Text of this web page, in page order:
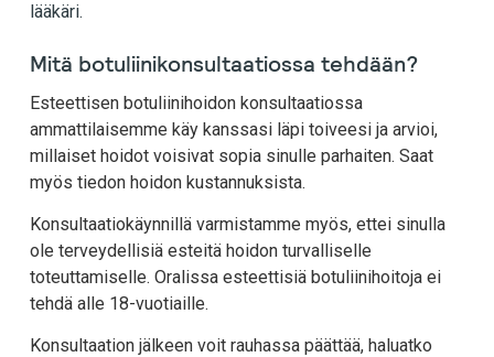
lääkäri.
Mitä botuliinikonsultaatiossa tehdään?
Esteettisen botuliinihoidon konsultaatiossa
ammattilaisemme käy kanssasi läpi toiveesi ja arvioi,
millaiset hoidot voisivat sopia sinulle parhaiten. Saat
myös tiedon hoidon kustannuksista.
Konsultaatiokäynnillä varmistamme myös, ettei sinulla
ole terveydellisiä esteitä hoidon turvalliselle
toteuttamiselle. Oralissa esteettisiä botuliinihoitoja ei
tehdä alle 18-vuotiaille.
Konsultaation jälkeen voit rauhassa päättää, haluatko